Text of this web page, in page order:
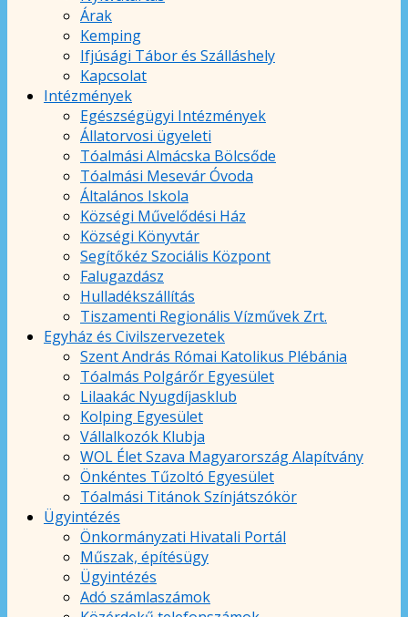
Árak
Kemping
Ifjúsági Tábor és Szálláshely
Kapcsolat
Intézmények
Egészségügyi Intézmények
Állatorvosi ügyeleti
Tóalmási Almácska Bölcsőde
Tóalmási Mesevár Óvoda
Általános Iskola
Községi Művelődési Ház
Községi Könyvtár
Segítőkéz Szociális Központ
Falugazdász
Hulladékszállítás
Tiszamenti Regionális Vízművek Zrt.
Egyház és Civilszervezetek
Szent András Római Katolikus Plébánia
Tóalmás Polgárőr Egyesület
Lilaakác Nyugdíjasklub
Kolping Egyesület
Vállalkozók Klubja
WOL Élet Szava Magyarország Alapítvány
Önkéntes Tűzoltó Egyesület
Tóalmási Titánok Színjátszókör
Ügyintézés
Önkormányzati Hivatali Portál
Műszak, építésügy
Ügyintézés
Adó számlaszámok